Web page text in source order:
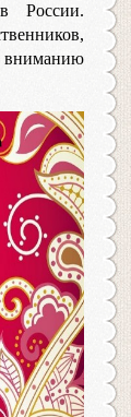
России.
вниманию